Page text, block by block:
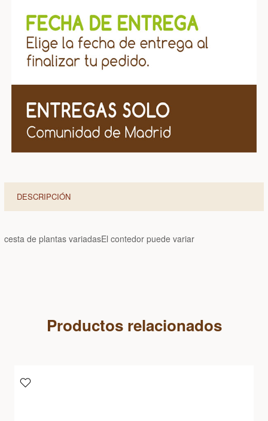
DESCRIPCIÓN
cesta de plantas variadasEl contedor puede variar
Productos relacionados